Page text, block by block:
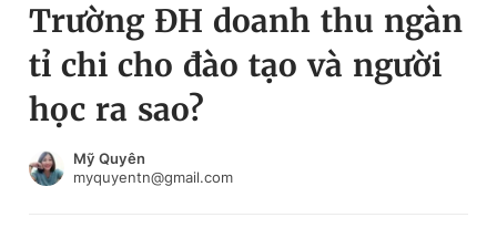
Chuyên mục
Chuyên mục khác
Chào ngày mới
Đổi mật khẩu
Tin đã lưu
Đăng xuất
Trường ĐH doanh thu ngàn
tỉ chi cho đào tạo và người
học ra sao?
Mỹ Quyên
myquyentn@gmail.com